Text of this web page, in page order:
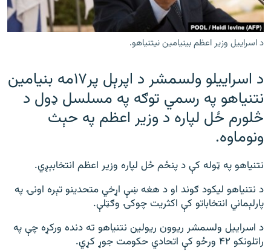
۱۴ ساعته راډیويي خپرونې
Gandhara
موږ وڅارئ
د ازادې اروپا راډیو ټولې ووبپاڼې
د اسراییل وزیر اعظم بینیامین نیتنیاهو.
د اسراييلو ولسمشر د اپرېل پر۱۷مه بنيامين
نتنياهو په رسمي توګه په مسلسل ډول د
څلورم ځل لپاره د وزير اعظم په حېث
ونوماوه.
نتنیاهو په ټوله کې د پنځم ځل لپاره وزير اعظم انتخابېږي.
د نتنیاهو لیکود ګوند او د هغه ښې اړخي متحدينو تېره اونۍ په
پارلېماني انتخاباتو کې اکثریت چوکۍ وګټلې.
د اسراییل ولسمشر ريوون ریولین نتنیاهو ته دنده ورکړه چې په
راتلونکو ۴۲ ورځو کې اتحادي حکومت جوړ کړي.